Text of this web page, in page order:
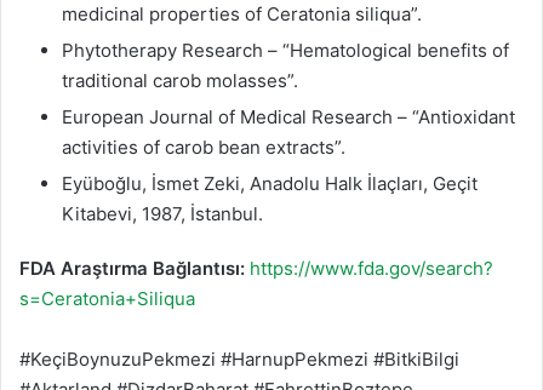
medicinal properties of Ceratonia siliqua”.
Phytotherapy Research – “Hematological benefits of
traditional carob molasses”.
European Journal of Medical Research – “Antioxidant
activities of carob bean extracts”.
Eyüboğlu, İsmet Zeki, Anadolu Halk İlaçları, Geçit
Kitabevi, 1987, İstanbul.
FDA Araştırma Bağlantısı: https://www.fda.gov/search?
s=Ceratonia+Siliqua
#KeçiBoynuzuPekmezi #HarnupPekmezi #BitkiBilgi